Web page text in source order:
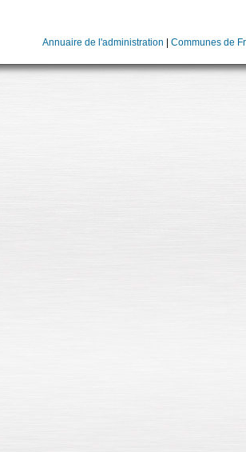
Annuaire de l'administration Communes de